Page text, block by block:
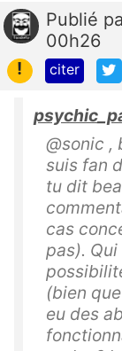
Publié
00h26
!
citer
@sonic ,
suis fan
tu dit
cas
pas).
(bien
eu des